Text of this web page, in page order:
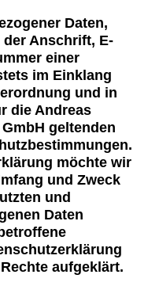
Daten,
Anschrift, E-
einer
im Einklang
und in
die Andreas
geltenden
möchte wir
und Zweck
und
Daten
aufgeklärt.